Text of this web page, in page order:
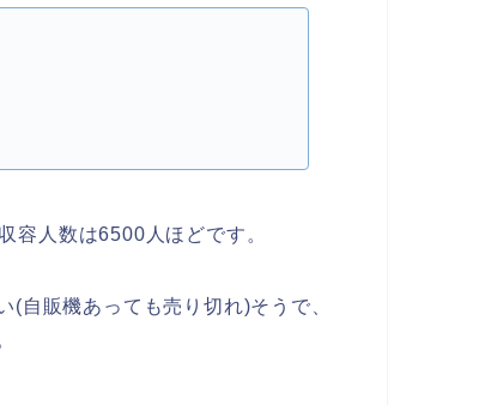
容人数は6500人ほどです。
自販機あっても売り切れ)そうで、